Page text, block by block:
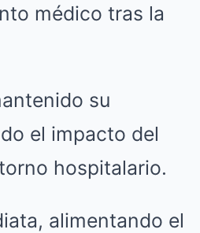
médico tras la
su
el impacto del
hospitalario.
alimentando el